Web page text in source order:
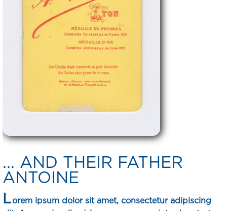
... AND THEIR FATHER
ANTOINE
Lorem ipsum dolor sit amet, consectetur adipiscing